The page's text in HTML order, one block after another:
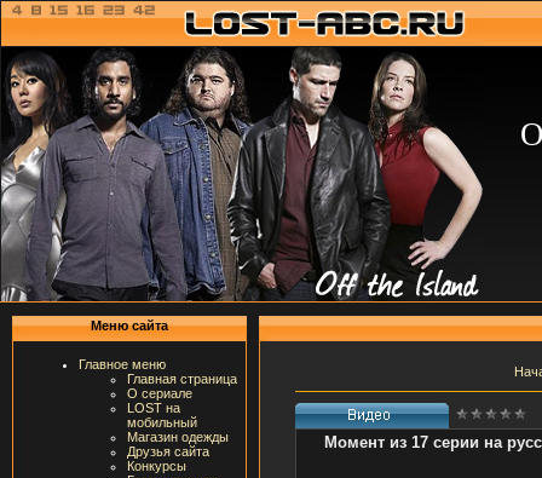
Меню сайта
Главное меню
Главная страница
О сериале
LOST на
мобильный
Магазин одежды
Друзья сайта
Конкурсы
Момент из 17 серии на